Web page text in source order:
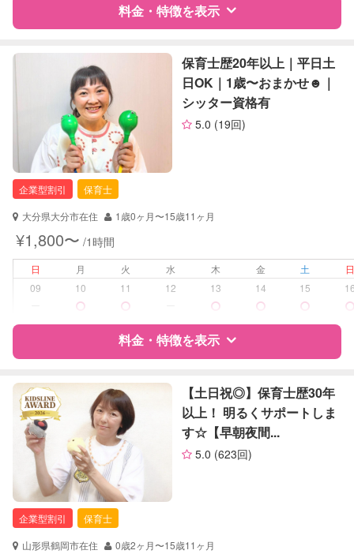
対応可否は個別に相談
お子様の撮影
（定期特典）
対応可能
料金・特徴を表示
特徴 料金 レビュー
サポートの特徴
資格
保育士
夜間対応
子育て経験
障がい児対応 対応可否は個別に相談
レッスン
定期予約
お子様の撮影
（定期特典）
保育士歴20年以上｜平日土
日OK｜1歳〜おまかせ☻｜
シッター資格有
5.0 (19回)
企業型割引
保育士
大分県大分市在住
1歳0ヶ月〜15歳11ヶ月
¥1,800〜 /1時間
日 月 火 水 木 金 土
09
10 11 12 13 14 15
料金・特徴を表示
特徴 料金 レビュー
サポートの特徴
資格
保育士
【土日祝◎】保育士歴30年
以上！ 明るくサポートしま
す☆【早朝夜間...
5.0 (623回)
企業型割引
保育士
山形県鶴岡市在住
0歳2ヶ月〜15歳11ヶ月